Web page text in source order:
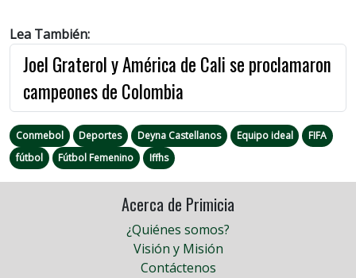
Lea También:
Joel Graterol y América de Cali se proclamaron
campeones de Colombia
Conmebol Deportes Deyna Castellanos Equipo ideal
FIFA
fútbol
Fútbol Femenino Iffhs
Acerca de Primicia
¿Quiénes somos?
Visión y Misión
Contáctenos